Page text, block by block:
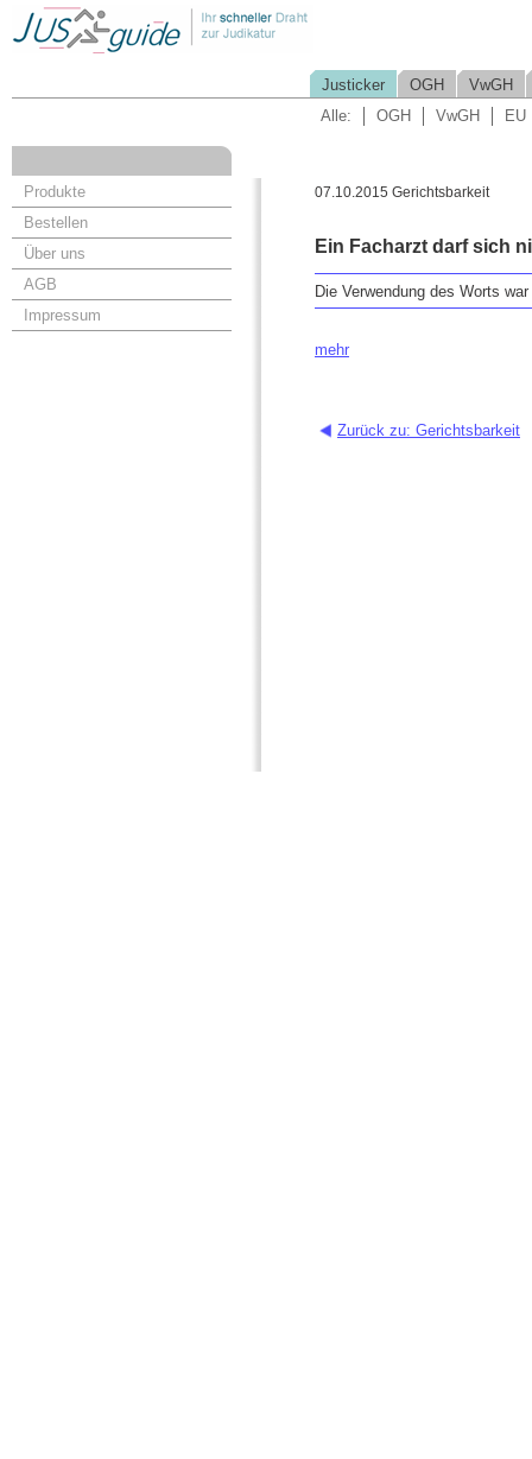
Justicker OGH
VwGH
Alle:
OGH VwGH EU
Produkte
Bestellen
Über uns
AGB
Impressum
07.10.2015 Gerichtsbarkeit
Ein Facharzt darf sich
Die Verwendung des Worts
mehr
Zurück zu: Gerichtsbarkeit